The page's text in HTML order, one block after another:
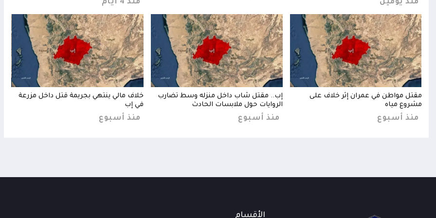
منذ يومين منذ 4 أيام
مقتل مواطن في عمران إثر خلاف على
مشروع مياه
منذ أسبوع
إب.. مقتل شاب داخل منزله وسط تضارب
الروايات حول ملابسات الحادث
منذ أسبوع
خلاف مالي ينتهي بجريمة قتل داخل مزرعة
في إب
منذ أسبوع
الأقسام